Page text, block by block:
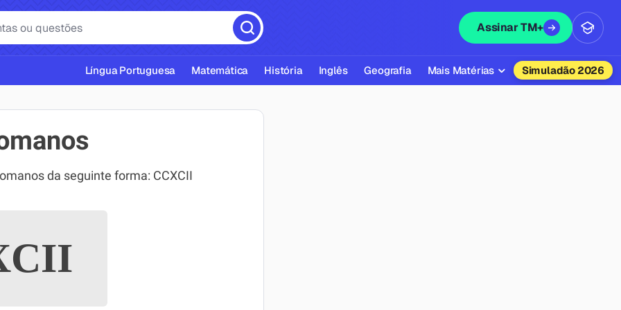
Assinar TM+
ABNT
Língua Portuguesa Matemática História Inglês Geografia Mais Matérias Simuladão 2026
da seguinte forma: CCXCII